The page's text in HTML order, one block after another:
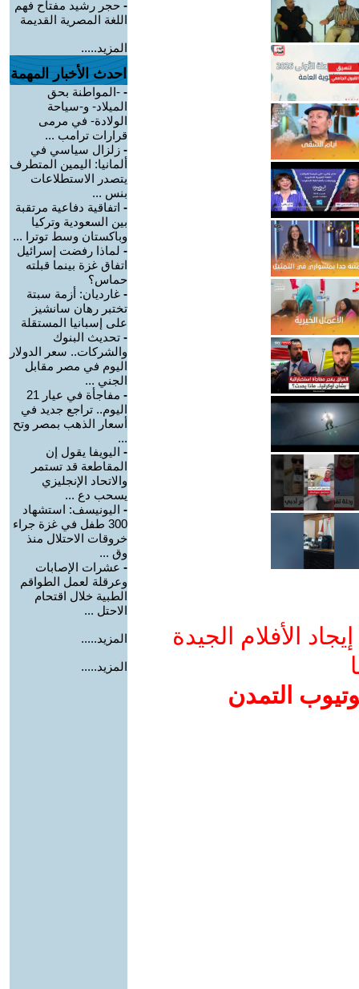
الأفلام الجيدة
التمدن
- حجر رشيد مفتاح فهم
اللغة المصرية القديمة
المزيد.....
احدث الأخبار المهمة
- -المواطنة بحق
الميلاد- و-سياحة
الولادة- في مرمى
قرارات ترامب ...
- زلزال سياسي في
ألمانيا: اليمين المتطرف
يتصدر الاستطلاعات
بنس ...
- اتفاقية دفاعية مرتقبة
بين السعودية وتركيا
وباكستان وسط توترا ...
- لماذا رفضت إسرائيل
اتفاق غزة بينما قبلته
حماس؟
- غارديان: أزمة سبتة
تختبر رهان سانشيز
على إسبانيا المستقلة
- تحديث البنوك
والشركات.. سعر الدولار
اليوم في مصر مقابل
الجني ...
-
مفاجأة في عيار 21
اليوم.. تراجع جديد في
أسعار الذهب بمصر وتح
...
- اليويفا يقول إن
المقاطعة قد تستمر
والاتحاد الإنجليزي
يسحب دع ...
- اليونيسف: استشهاد
300 طفل في غزة جراء
خروقات الاحتلال منذ
وق ...
- عشرات الإصابات
وعرقلة لعمل الطواقم
الطبية خلال اقتحام
الاحتل ...
المزيد.....
المزيد.....